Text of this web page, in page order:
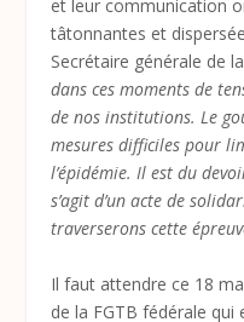
et leur communication
tâtonnantes et
Secrétaire générale de
dans ces moments de
de nos institutions. Le
mesures difficiles pour
l’épidémie. Il est du
s’agit d’un acte de
traverserons cette
Il faut attendre ce 18
de la FGTB fédérale qui